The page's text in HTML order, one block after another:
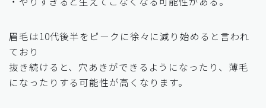
眉毛は10代後半をピークに徐々に減り始めると言われ
ており
抜き続けると、穴あきができるようになったり、薄毛
になったりする可能性が高くなります。